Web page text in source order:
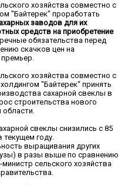
хозяйства совместно с
"Байтерек" проработать
заводов для их
средств на приобретение
обязательства перед
скачков цен на
хозяйства совместно с
"Байтерек" принять
сахарной свеклы в
строительства нового
области.
свеклы снизились с 85
текущем году.
выращивания других
в разы выше по сравнению
сельского хозяйства